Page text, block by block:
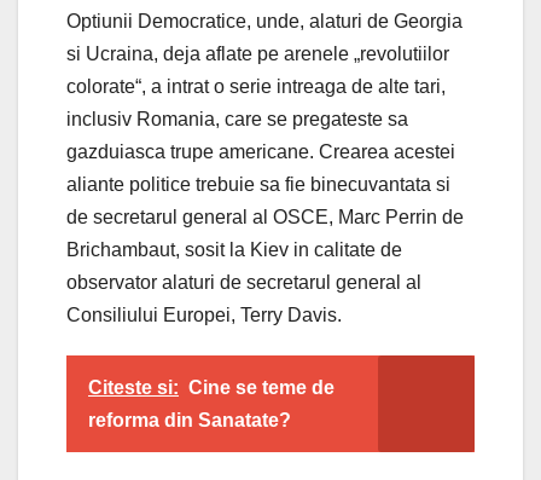
Optiunii Democratice, unde, alaturi de Georgia
si Ucraina, deja aflate pe arenele „revolutiilor
colorate“, a intrat o serie intreaga de alte tari,
inclusiv Romania, care se pregateste sa
gazduiasca trupe americane. Crearea acestei
aliante politice trebuie sa fie binecuvantata si
de secretarul general al OSCE, Marc Perrin de
Brichambaut, sosit la Kiev in calitate de
observator alaturi de secretarul general al
Consiliului Europei, Terry Davis.
Citeste si: Cine se teme de
reforma din Sanatate?